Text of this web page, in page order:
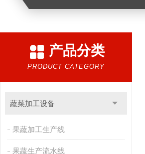
产品分类
PRODUCT CATEGORY
蔬菜加工设备
果蔬加工生产线
果蔬生产流水线